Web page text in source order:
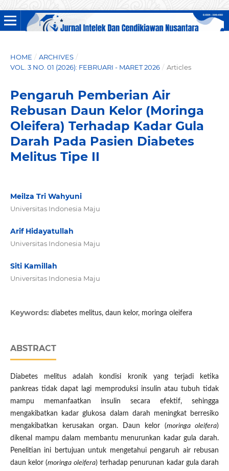
HOME / ARCHIVES /
VOL. 3 NO. 01 (2026): FEBRUARI - MARET 2026 / Articles
Pengaruh Pemberian Air
Rebusan Daun Kelor (Moringa
Oleifera) Terhadap Kadar Gula
Darah Pada Pasien Diabetes
Melitus Tipe II
Meilza Tri Wahyuni
Universitas Indonesia Maju
Arif Hidayatullah
Universitas Indonesia Maju
Siti Kamillah
Universitas Indonesia Maju
Keywords: diabetes melitus, daun kelor, moringa oleifera
ABSTRACT
Diabetes melitus adalah kondisi kronik yang terjadi ketika
pankreas tidak dapat lagi memproduksi insulin atau tubuh tidak
mampu memanfaatkan insulin secara efektif, sehingga
mengakibatkan kadar glukosa dalam darah meningkat berresiko
mengakibatkan kerusakan organ. Daun kelor (moringa oleifera)
dikenal mampu dalam membantu menurunkan kadar gula darah.
Penelitian ini bertujuan untuk mengetahui pengaruh air rebusan
daun kelor (moringa oleifera) terhadap penurunan kadar gula darah